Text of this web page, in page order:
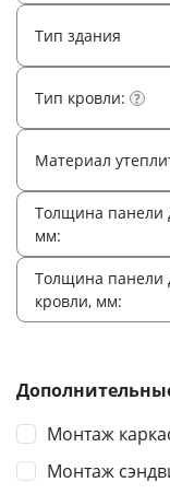
Тип здания
Тип кровли: ?
Материал
Толщина панели
мм:
Толщина панели
кровли, мм:
Монтаж
Монтаж